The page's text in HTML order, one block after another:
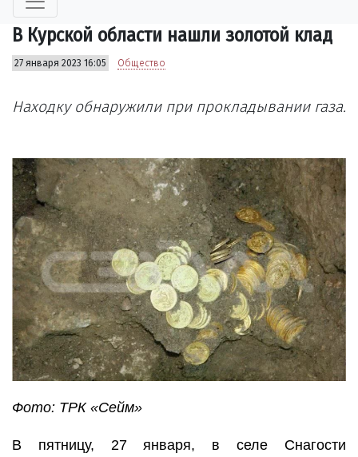
В Курской области нашли золотой клад
27 января 2023 16:05 Общество
Находку обнаружили при прокладывании газа.
Фото: ТРК «Сейм»
В пятницу, 27 января, в селе Снагости